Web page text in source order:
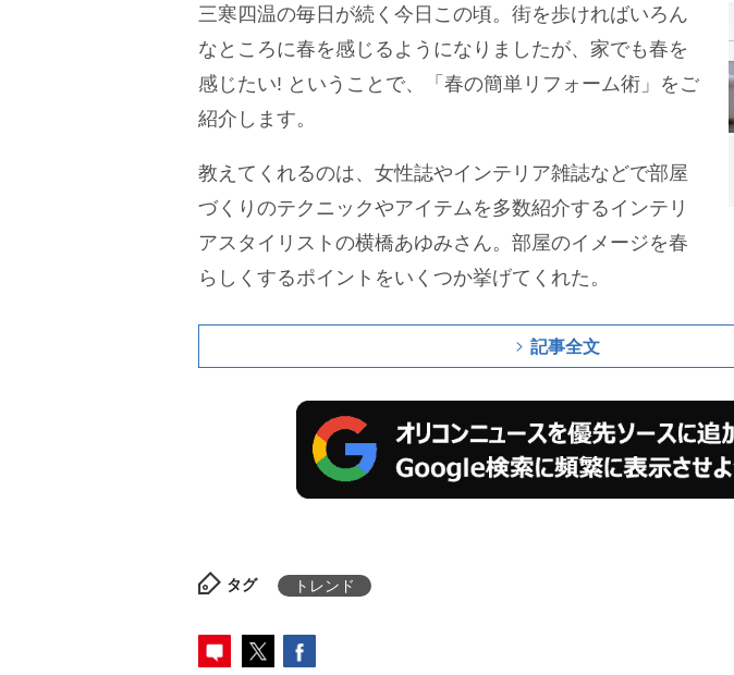
三寒四温の毎日が続く今日この頃。街を歩ければいろん
なところに春を感じるようになりましたが、家でも春を
感じたい! ということで、「春の簡単リフォーム術」をご
紹介します。
教えてくれるのは、女性誌やインテリア雑誌などで部屋
づくりのテクニックやアイテムを多数紹介するインテリ
アスタイリストの横橋あゆみさん。部屋のイメージを春
らしくするポイントをいくつか挙げてくれた。
記事全文
タグ トレンド